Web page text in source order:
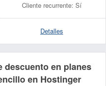
Cliente recurrente: Sí
Detalles
descuento en planes
en Hostinger